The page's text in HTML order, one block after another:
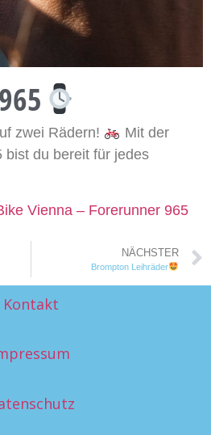
zwei Rädern!
Mit der
bist du bereit für jedes
Vienna – Forerunner 965
NÄCHSTER
Brompton Leihräder
Kontakt